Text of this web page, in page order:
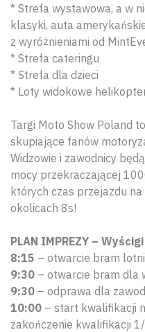
* Strefa wystawowa, a w
klasyki, auta
z wyróżnieniami od
* Strefa cateringu
* Strefa dla dzieci
* Loty widokowe
Targi Moto Show Poland
skupiające fanów
Widzowie i zawodnicy
mocy przekraczającej
których czas przejazdu
okolicach 8s!
PLAN IMPREZY –
8:15 – otwarcie bram
9:30 – otwarcie bram dla
9:30 – odprawa dla
10:00 – start kwalifikacji
zakończenie kwalifikacji